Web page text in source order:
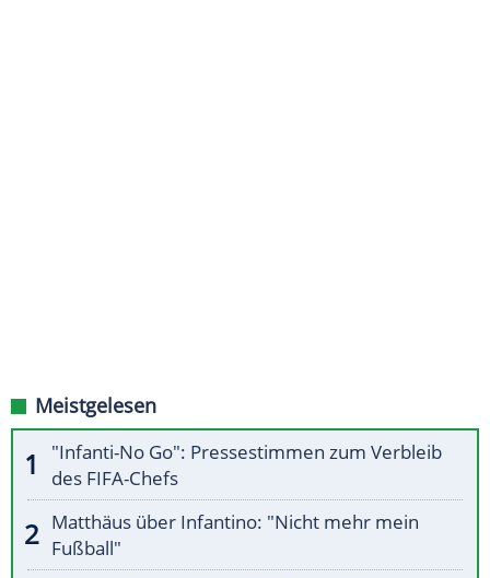
Meistgelesen
"Infanti-No Go": Pressestimmen zum Verbleib
des FIFA-Chefs
Matthäus über Infantino: "Nicht mehr mein
Fußball"